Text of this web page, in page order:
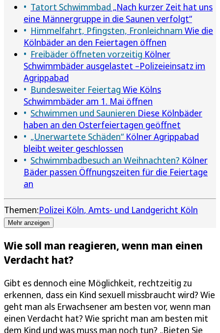
Tatort Schwimmbad „Nach kurzer Zeit hat uns
eine Männergruppe in die Saunen verfolgt“
Himmelfahrt, Pfingsten, Fronleichnam Wie die
Kölnbäder an den Feiertagen öffnen
Freibäder öffneten vorzeitig Kölner
Schwimmbäder ausgelastet –Polizeieinsatz im
Agrippabad
Bundesweiter Feiertag Wie Kölns
Schwimmbäder am 1. Mai öffnen
Schwimmen und Saunieren Diese Kölnbäder
haben an den Osterfeiertagen geöffnet
„Unerwartete Schäden“ Kölner Agrippabad
bleibt weiter geschlossen
Schwimmbadbesuch an Weihnachten? Kölner
Bäder passen Öffnungszeiten für die Feiertage
an
Themen:Polizei Köln Amts- und Landgericht Köln
Mehr anzeigen
Wie soll man reagieren, wenn man einen
Verdacht hat?
Gibt es dennoch eine Möglichkeit, rechtzeitig zu
erkennen, dass ein Kind sexuell missbraucht wird? Wie
geht man als Erwachsener am besten vor, wenn man
einen Verdacht hat? Wie spricht man am besten mit
dem Kind und was muss man noch tun? „Bieten Sie